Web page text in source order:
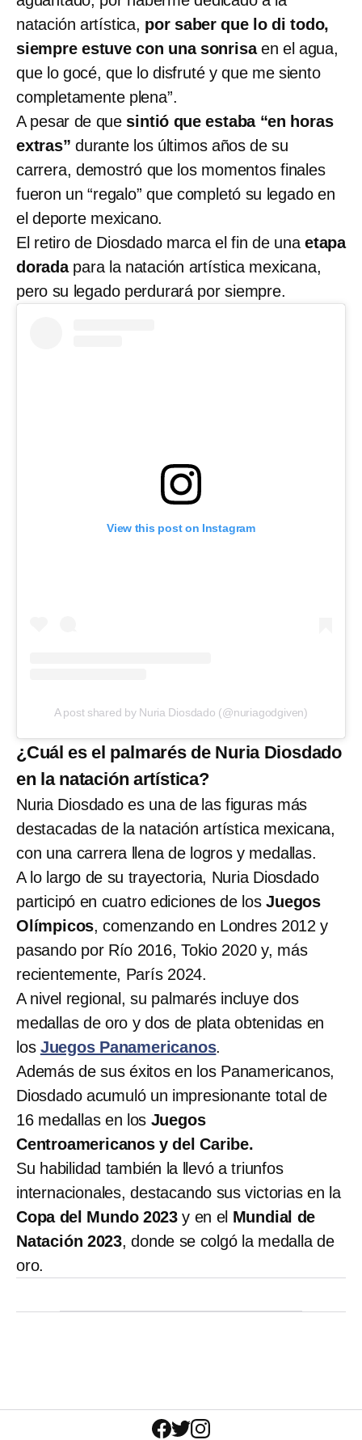
natación artística, por saber que lo di todo,
siempre estuve con una sonrisaen el agua,
que lo gocé, que lo disfruté y que me siento
completamente plena”.
A pesar de que sintió que estaba “en horas
extras” durante los últimos años de su
carrera, demostró que los momentos finales
fueron un “regalo” que completó su legado en
el deporte mexicano.
El retiro de Diosdado marca el fin de una etapa
dorada para la natación artística mexicana,
pero su legado perdurará por siempre.
View this post on Instagram
A post shared by Nuria Diosdado (@nuriagodgiven)
¿Cuál es el palmarés de Nuria Diosdado
en la natación artística?
Nuria Diosdado es una de las figuras más
destacadas de la natación artística mexicana,
con una carrera llena de logros y medallas.
A lo largo de su trayectoria, Nuria Diosdado
participó en cuatro ediciones de losJuegos
Olímpicos, comenzando en Londres 2012 y
pasando por Río 2016, Tokio 2020 y, más
recientemente, París 2024.
A nivel regional, su palmarés incluye dos
medallas de oro y dos de plata obtenidas en
los Juegos Panamericanos.
Además de sus éxitos en los Panamericanos,
Diosdado acumuló un impresionante total de
16 medallas en los Juegos
Centroamericanos y del Caribe.
Su habilidad también la llevó a triunfos
internacionales, destacando sus victorias en la
Copa del Mundo 2023 y en el Mundial de
Natación 2023, donde se colgó la medalla de
oro.